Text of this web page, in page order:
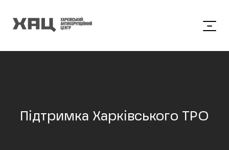
Підтримка Харківського ТРО